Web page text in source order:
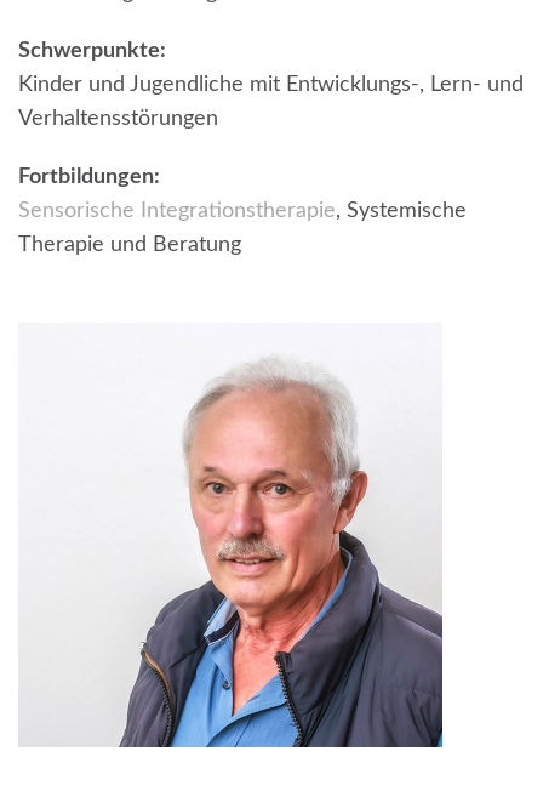
Schwerpunkte:
Kinder und Jugendliche mit Entwicklungs-, Lern- und
Verhaltensstörungen
Fortbildungen:
Sensorische Integrationstherapie, Systemische
Therapie und Beratung